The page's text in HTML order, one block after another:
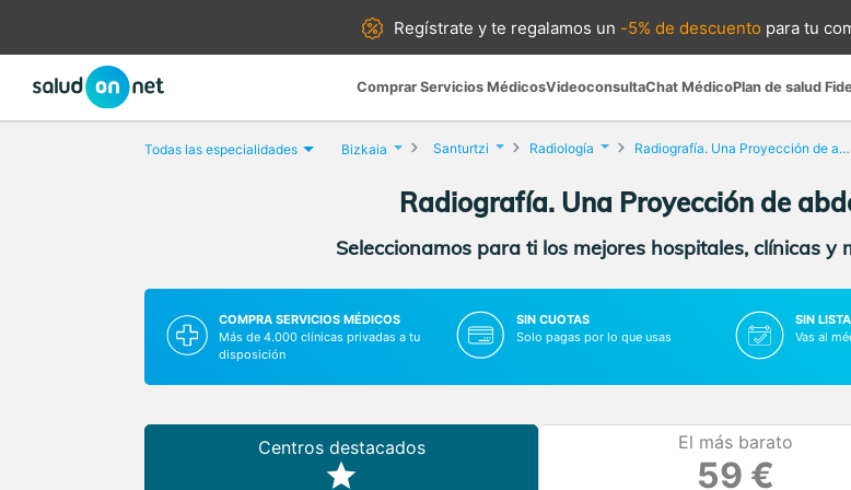
Regístrate yte regalamos un -5% de descuento para tu
Comprar Servicios MédicosVideoconsultaChat MédicoPlan de salud
Todas las especialidades Bizkaia Santurtzi Radiología Radiografía. Una Proyección de abdomen
Radiografía. Una Proyección de
Seleccionamos para ti los mejores hospitales, clínicas y
COMPRA SERVICIOS MÉDICOS
Más de 4.000 clínicas privadas a tu
disposición
SIN CUOTAS
Solo pagas por lo que usas
SIN
Vas al
Centros destacados El más barato
59 €